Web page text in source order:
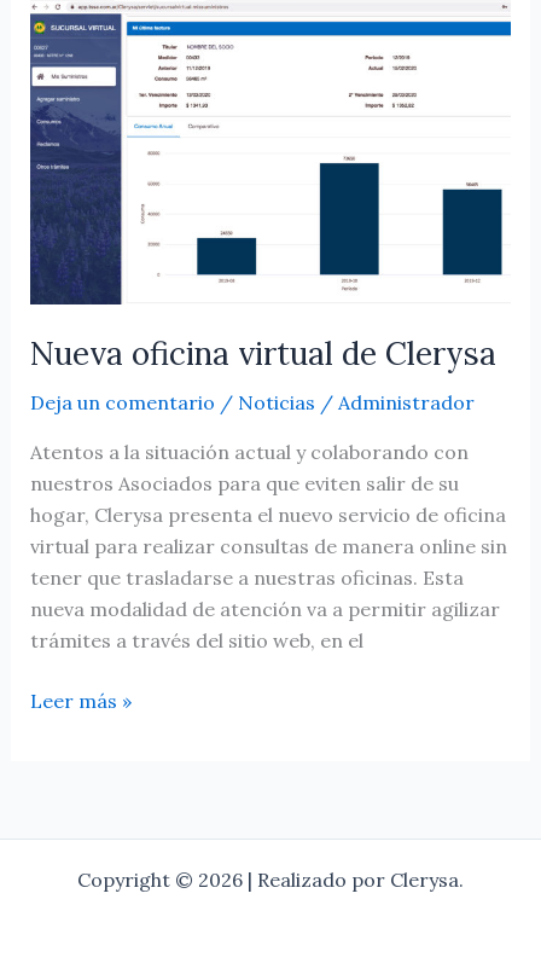
Nueva oficina virtual de Clerysa
Deja un comentario / Noticias / Administrador
Atentos a la situación actual y colaborando con
nuestros Asociados para que eviten salir de su
hogar, Clerysa presenta el nuevo servicio de oficina
virtual para realizar consultas de manera online sin
tener que trasladarse a nuestras oficinas. Esta
nueva modalidad de atención va a permitir agilizar
trámites a través del sitio web, en el
Nueva
oficina
virtual
de
Clerysa
Leer más »
Copyright © 2026 | Realizado por Clerysa.